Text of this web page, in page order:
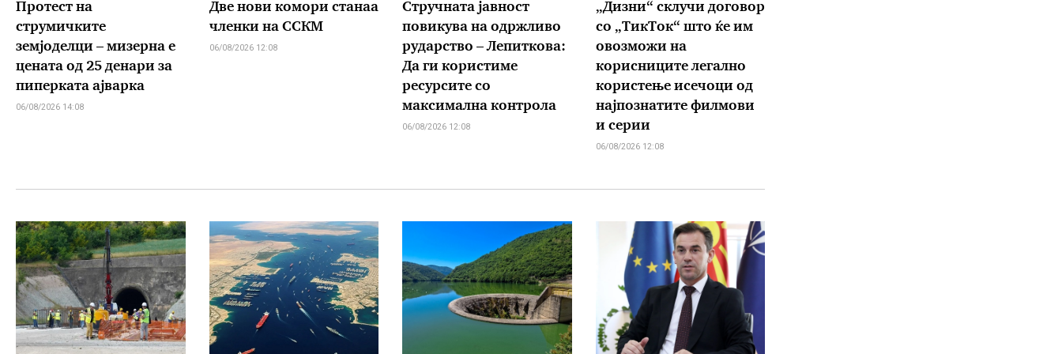
Протест на
струмичките
земјоделци – мизерна е
цената од 25 денари за
пиперката ајварка
06/08/2026 14:08
Две нови комори станаа
членки на ССКМ
06/08/2026 12:08
Стручната јавност
повикува на одржливо
рударство – Лепиткова:
Да ги користиме
ресурсите со
максимална контрола
06/08/2026 12:08
„Дизни“ склучи договор
со „ТикТок“ што ќе им
овозможи на
корисниците легално
користење исечоци од
најпознатите филмови
и серии
06/08/2026 12:08